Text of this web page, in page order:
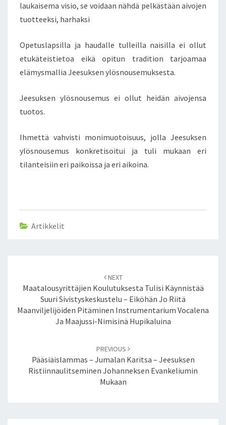
laukaisema visio, se voidaan nähdä pelkästään aivojen
tuotteeksi, harhaksi
Opetuslapsilla ja haudalle tulleilla naisilla ei ollut
etukäteistietoa eikä opitun tradition tarjoamaa
elämysmallia Jeesuksen ylösnousemuksesta.
Jeesuksen ylösnousemus ei ollut heidän aivojensa
tuotos.
Ihmettä vahvisti monimuotoisuus, jolla Jeesuksen
ylösnousemus konkretisoitui ja tuli mukaan eri
tilanteisiin eri paikoissa ja eri aikoina.
Artikkelit
navigation
NEXT
Maatalousyrittäjien Koulutuksesta Tulisi Käynnistää
Suuri Sivistyskeskustelu – Eiköhän Jo Riitä
Maanviljelijöiden Pitäminen Instrumentarium Vocalena
Ja Maajussi-Nimisinä Hupikaluina
PREVIOUS
Pääsiäislammas – Jumalan Karitsa – Jeesuksen
Ristiinnaulitseminen Johanneksen Evankeliumin
Mukaan